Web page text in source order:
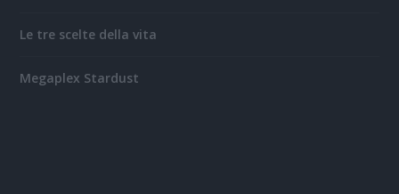
Le tre scelte della vita
Megaplex Stardust